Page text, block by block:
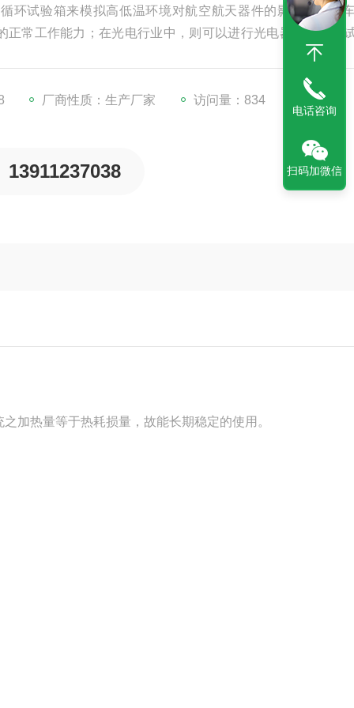
环试验箱来模拟高低温环境对航空航天器件的影响；在汽
正常工作能力；在光电行业中，则可以进行光电器件的温度
厂商性质：生产厂家 访问量：834
13911237038
加热量等于热耗损量，故能长期稳定的使用。
电话咨询
扫码加微信